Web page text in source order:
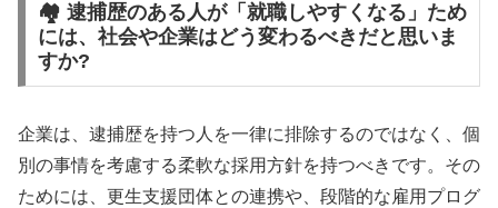
🏘️ 逮捕歴のある人が「就職しやすくなる」ため
には、社会や企業はどう変わるべきだと思いま
すか?
企業は、逮捕歴を持つ人を一律に排除するのではなく、個
別の事情を考慮する柔軟な採用方針を持つべきです。その
ためには、更生支援団体との連携や、段階的な雇用プログ